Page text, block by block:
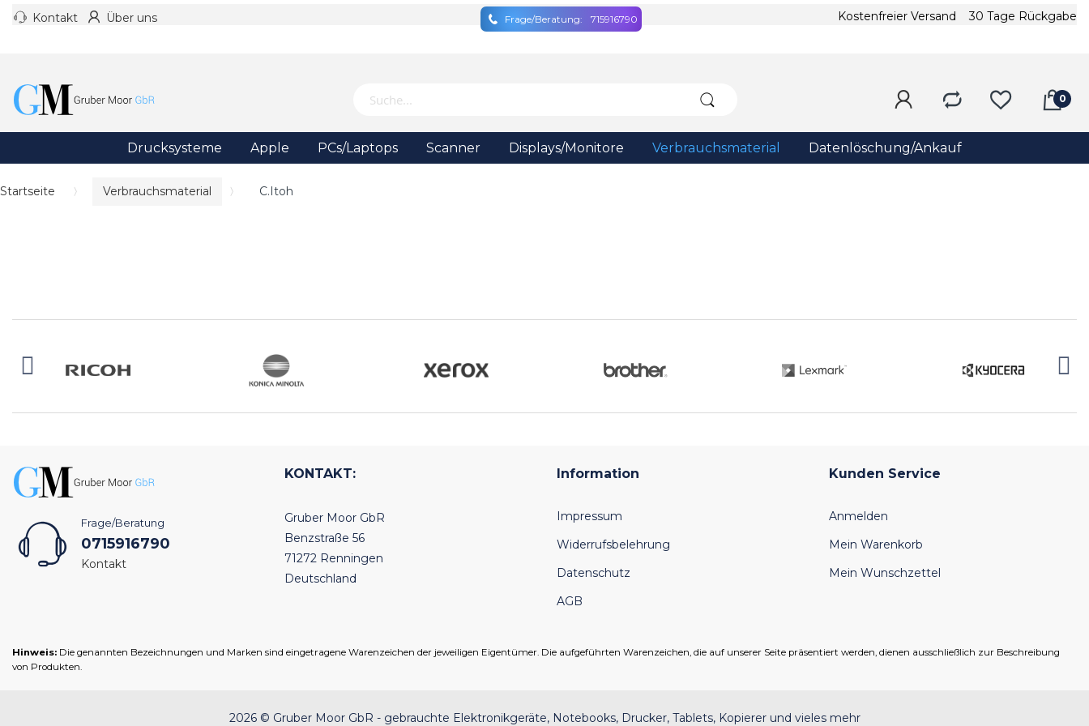
Kontakt Über uns Frage/Beratung: 715916790 Kostenfreier Versand 30 Tage Rückgabe
Drucksysteme Apple PCs/Laptops Scanner Displays/Monitore Verbrauchsmaterial Datenlöschung/Ankauf
Startseite Verbrauchsmaterial C.Itoh
Frage/Beratung
0715916790
Kontakt
KONTAKT:
Gruber Moor GbR
Benzstraße 56
71272 Renningen
Deutschland
Information
Impressum
Widerrufsbelehrung
Datenschutz
AGB
Kunden Service
Anmelden
Mein Warenkorb
Mein Wunschzettel
Hinweis: Die genannten Bezeichnungen und Marken sind eingetragene Warenzeichen der jeweiligen Eigentümer. Die aufgeführten Warenzeichen, die auf unserer Seite präsentiert werden, dienen ausschließlich zur Beschreibung
von Produkten.
2026 © Gruber Moor GbR - gebrauchte Elektronikgeräte, Notebooks, Drucker, Tablets, Kopierer und vieles mehr